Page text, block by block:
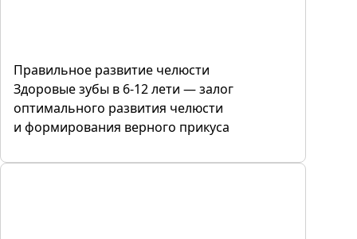
Правильное развитие челюсти
Здоровые зубы в 6-12 лети — залог
оптимального развития челюсти
и формирования верного прикуса